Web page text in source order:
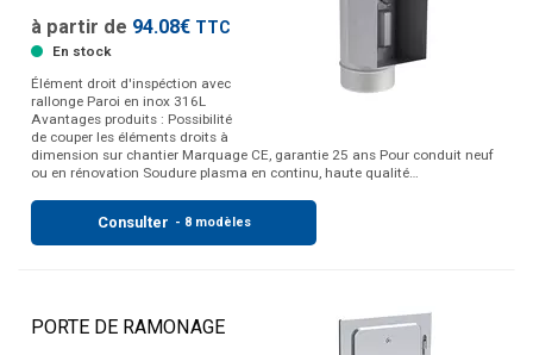
à partir de 94.08€ TTC
En stock
Élément droit d'inspéction avec
rallonge Paroi en inox 316L
Avantages produits : Possibilité
de couper les éléments droits à
dimension sur chantier Marquage CE, garantie 25 ans Pour conduit neuf
ou en rénovation Soudure plasma en continu, haute qualité…
Consulter - 8 modèles
PORTE DE RAMONAGE